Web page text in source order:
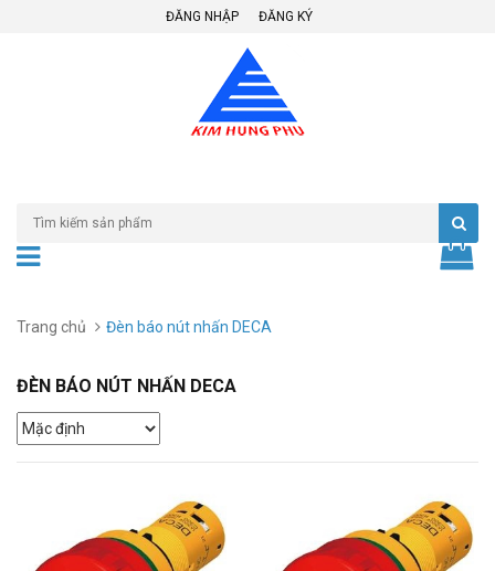
ĐĂNG NHẬP ĐĂNG KÝ
Trang chủ Đèn báo nút nhấn DECA
ĐÈN BÁO NÚT NHẤN DECA